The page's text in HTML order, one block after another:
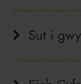
Sut i